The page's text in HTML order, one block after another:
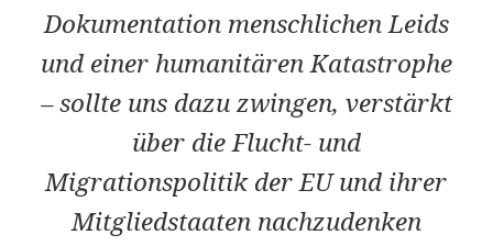
Dokumentation menschlichen Leids
und einer humanitären Katastrophe
– sollte uns dazu zwingen, verstärkt
über die Flucht- und
Migrationspolitik der EU und ihrer
Mitgliedstaaten nachzudenken